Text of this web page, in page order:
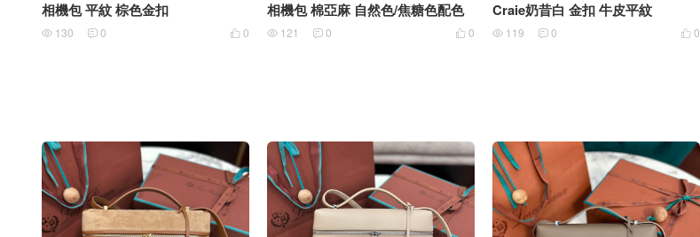
相機包 平紋 棕色金扣
 0
 130  0
相機包 棉亞麻 自然色/焦糖色配色
 0
 121  0
Craie奶昔白 金扣 牛皮平紋
 0
 119  0